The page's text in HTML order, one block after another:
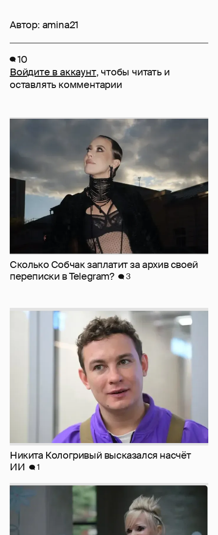
Автор: amina21
10
Войдите в аккаунт, чтобы читать и
оставлять комментарии
Сколько Собчак заплатит за архив своей
перeписки в Telegram?
3
Никита Кологривый высказался насчёт
ИИ
1